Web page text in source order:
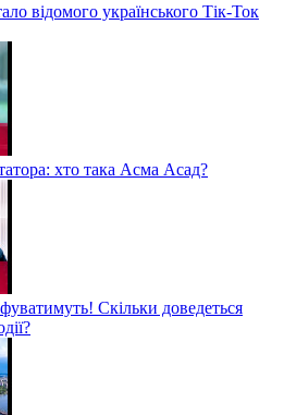
відомого українського Тік-Ток
хто така Асма Асад?
Скільки доведеться